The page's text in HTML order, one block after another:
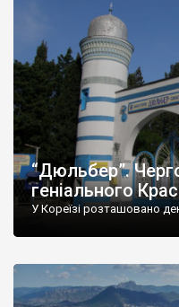
“Дюльбер”.
геніального
У Кореїзі розташовано